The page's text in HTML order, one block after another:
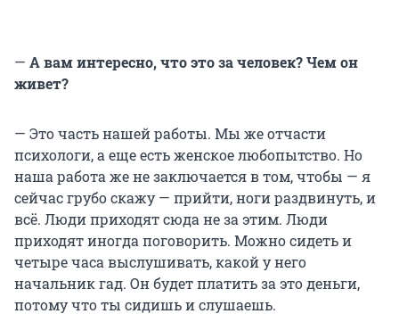
— А вам интересно, что это за человек? Чем он
живет?
— Это часть нашей работы. Мы же отчасти
психологи, а еще есть женское любопытство. Но
наша работа же не заключается в том, чтобы — я
сейчас грубо скажу — прийти, ноги раздвинуть, и
всё. Люди приходят сюда не за этим. Люди
приходят иногда поговорить. Можно сидеть и
четыре часа выслушивать, какой у него
начальник гад. Он будет платить за это деньги,
потому что ты сидишь и слушаешь.